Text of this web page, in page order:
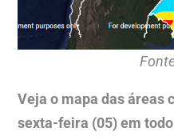
Veja o mapa das áreas
sexta-feira (05) em